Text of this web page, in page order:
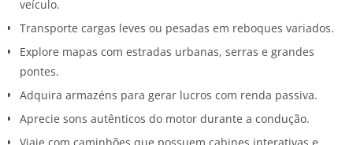
veículo.
Transporte cargas leves ou pesadas em reboques variados.
Explore mapas com estradas urbanas, serras e grandes
pontes.
Adquira armazéns para gerar lucros com renda passiva.
Aprecie sons autênticos do motor durante a condução.
Viaje com caminhões que possuem cabines interativas e